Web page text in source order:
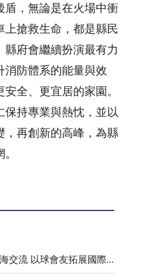
盾，無論是在火場中衝
上搶救生命，都是縣民
縣府會繼續扮演最有力
消防體系的能量與效
全、更宜居的家園。
保持專業與熱忱，並以
，再創新的高峰，為縣
湖小足球隊赴馬跨海交流 以球會友拓展國際視野